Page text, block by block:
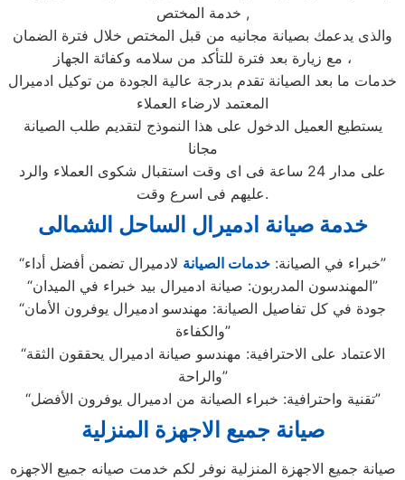
خدمة المختص ,
والذى يدعمك بصيانة مجانيه من قبل المختص خلال فترة الضمان
مع زيارة بعد فترة للتأكد من سلامه وكفائة الجهاز ،
خدمات ما بعد الصيانة تقدم بدرجة عالية الجودة من توكيل ادميرال
المعتمد لارضاء العملاء
يستطيع العميل الدخول على هذا النموذج لتقديم طلب الصيانة
مجانا
على مدار 24 ساعة فى اى وقت استقبال شكوى العملاء والرد
عليهم فى اسرع وقت.
خدمة صيانة ادميرال الساحل الشمالى
“خبراء في الصيانة: خدمات الصيانة
لادميرال تضمن أفضل أداء”
“المهندسون المدربون: صيانة ادميرال بيد خبراء في الميدان”
“جودة في كل تفاصيل الصيانة: مهندسو ادميرال يوفرون الأمان
والكفاءة”
“الاعتماد على الاحترافية: مهندسو صيانة ادميرال يحققون الثقة
والراحة”
“تقنية واحترافية: خبراء الصيانة من ادميرال يوفرون الأفضل”
صيانة جميع الاجهزة المنزلية
صيانة جميع الاجهزة المنزلية نوفر لكم خدمت صيانه جميع الاجهزه